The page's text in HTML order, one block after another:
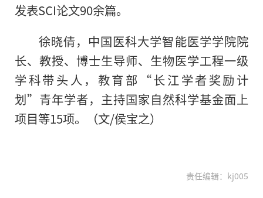
发表SCI论文90余篇。
徐晓倩，中国医科大学智能医学学院院
长、教授、博士生导师、生物医学工程一级
学科带头人，教育部“长江学者奖励计
划”青年学者，主持国家自然科学基金面上
项目等15项。（文/侯宝之）
责任编辑：kj005